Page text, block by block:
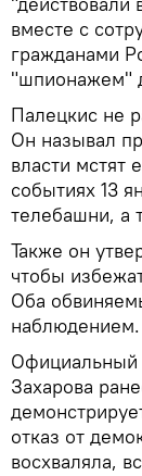
вместе с
гражданами
"шпионажем"
Палецкис не
Он называл
власти мстят
событиях 13
телебашни, а
Также он
чтобы
Оба
наблюдением.
Официальный
Захарова
отказ от
восхваляла,